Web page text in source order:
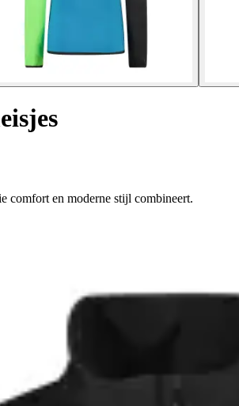
comfort en moderne stijl combineert.